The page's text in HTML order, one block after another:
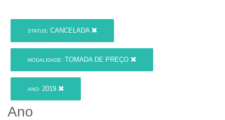
STATUS: CANCELADA
MODALIDADE: TOMADA DE PREÇO
ANO: 2019
Ano